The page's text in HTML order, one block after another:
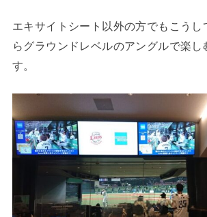
エキサイトシート以外の方でもこうし
らグラウンドレベルのアングルで楽し
す。